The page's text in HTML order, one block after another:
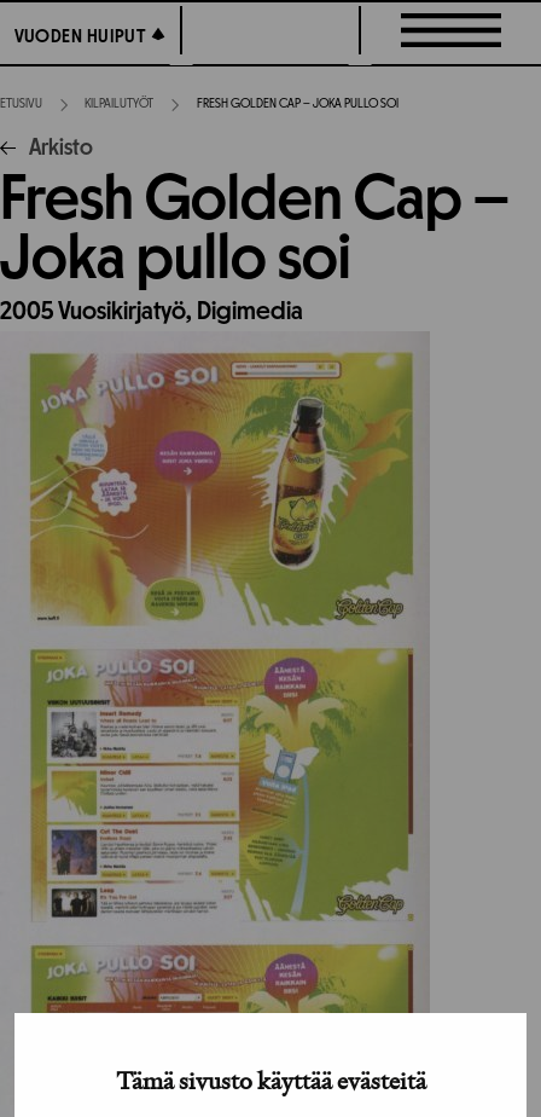
Tämä sivusto käyttää evästeitä
suoraan
sisältöön
VUODEN HUIPUT
VUODEN HUIPUT
ETUSIVU KILPAILUTYÖT FRESH GOLDEN CAP – JOKA PULLO SOI
Arkisto
Fresh Golden Cap –
Joka pullo soi
2005Vuosikirjatyö, Digimedia